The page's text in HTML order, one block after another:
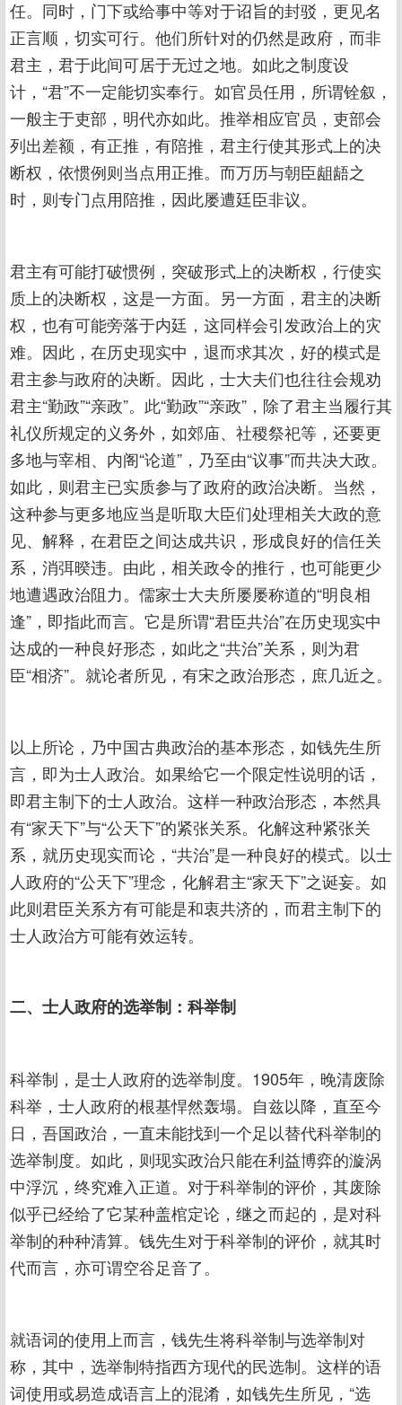
任。同时，门下或给事中等对于诏旨的封驳，更见名
正言顺，切实可行。他们所针对的仍然是政府，而非
君主，君于此间可居于无过之地。如此之制度设
计，“君”不一定能切实奉行。如官员任用，所谓铨叙，
一般主于吏部，明代亦如此。推举相应官员，吏部会
列出差额，有正推，有陪推，君主行使其形式上的决
断权，依惯例则当点用正推。而万历与朝臣龃龉之
时，则专门点用陪推，因此屡遭廷臣非议。
君主有可能打破惯例，突破形式上的决断权，行使实
质上的决断权，这是一方面。另一方面，君主的决断
权，也有可能旁落于内廷，这同样会引发政治上的灾
难。因此，在历史现实中，退而求其次，好的模式是
君主参与政府的决断。因此，士大夫们也往往会规劝
君主“勤政”“亲政”。此“勤政”“亲政”，除了君主当履行其
礼仪所规定的义务外，如郊庙、社稷祭祀等，还要更
多地与宰相、内阁“论道”，乃至由“议事”而共决大政。
如此，则君主已实质参与了政府的政治决断。当然，
这种参与更多地应当是听取大臣们处理相关大政的意
见、解释，在君臣之间达成共识，形成良好的信任关
系，消弭暌违。由此，相关政令的推行，也可能更少
地遭遇政治阻力。儒家士大夫所屡屡称道的“明良相
逢”，即指此而言。它是所谓“君臣共治”在历史现实中
达成的一种良好形态，如此之“共治”关系，则为君
臣“相济”。就论者所见，有宋之政治形态，庶几近之。
以上所论，乃中国古典政治的基本形态，如钱先生所
言，即为士人政治。如果给它一个限定性说明的话，
即君主制下的士人政治。这样一种政治形态，本然具
有“家天下”与“公天下”的紧张关系。化解这种紧张关
系，就历史现实而论，“共治”是一种良好的模式。以士
人政府的“公天下”理念，化解君主“家天下”之诞妄。如
此则君臣关系方有可能是和衷共济的，而君主制下的
士人政治方可能有效运转。
二、士人政府的选举制：科举制
科举制，是士人政府的选举制度。1905年，晚清废除
科举，士人政府的根基悍然轰塌。自兹以降，直至今
日，吾国政治，一直未能找到一个足以替代科举制的
选举制度。如此，则现实政治只能在利益博弈的漩涡
中浮沉，终究难入正道。对于科举制的评价，其废除
似乎已经给了它某种盖棺定论，继之而起的，是对科
举制的种种清算。钱先生对于科举制的评价，就其时
代而言，亦可谓空谷足音了。
就语词的使用上而言，钱先生将科举制与选举制对
称，其中，选举制特指西方现代的民选制。这样的语
词使用或易造成语言上的混淆，如钱先生所见，“选